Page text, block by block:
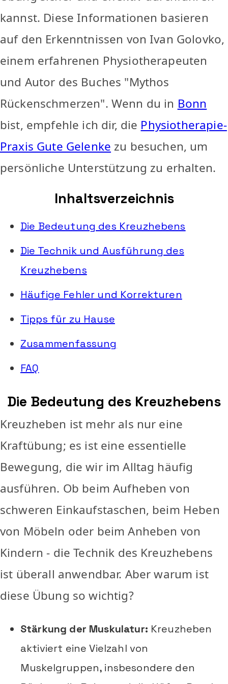
kannst. Diese Informationen basieren
auf den Erkenntnissen von Ivan Golovko,
einem erfahrenen Physiotherapeuten
und Autor des Buches "Mythos
Rückenschmerzen". Wenn du in Bonn
bist, empfehle ich dir, die Physiotherapie-
Praxis Gute Gelenke zu besuchen, um
persönliche Unterstützung zu erhalten.
Inhaltsverzeichnis
Die Bedeutung des Kreuzhebens
Die Technik und Ausführung des
Kreuzhebens
Häufige Fehler und Korrekturen
Tipps für zu Hause
Zusammenfassung
FAQ
Die Bedeutung des Kreuzhebens
Kreuzheben ist mehr als nur eine
Kraftübung; es ist eine essentielle
Bewegung, die wir im Alltag häufig
ausführen. Ob beim Aufheben von
schweren Einkaufstaschen, beim Heben
von Möbeln oder beim Anheben von
Kindern - die Technik des Kreuzhebens
ist überall anwendbar. Aber warum ist
diese Übung so wichtig?
Stärkung der Muskulatur: Kreuzheben
aktiviert eine Vielzahl von
Muskelgruppen, insbesondere den